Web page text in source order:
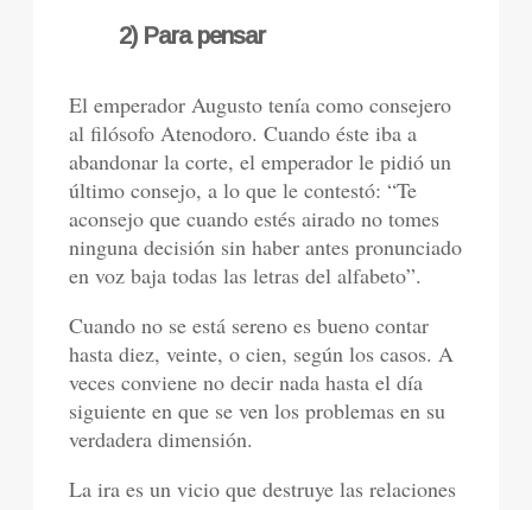
2) Para pensar
El emperador Augusto tenía como consejero
al filósofo Atenodoro. Cuando éste iba a
abandonar la corte, el emperador le pidió un
último consejo, a lo que le contestó: “Te
aconsejo que cuando estés airado no tomes
ninguna decisión sin haber antes pronunciado
en voz baja todas las letras del alfabeto”.
Cuando no se está sereno es bueno contar
hasta diez, veinte, o cien, según los casos. A
veces conviene no decir nada hasta el día
siguiente en que se ven los problemas en su
verdadera dimensión.
La ira es un vicio que destruye las relaciones